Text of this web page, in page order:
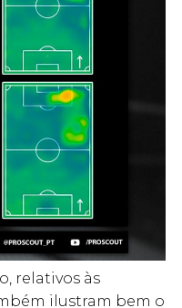
relativos às
ilustram bem o